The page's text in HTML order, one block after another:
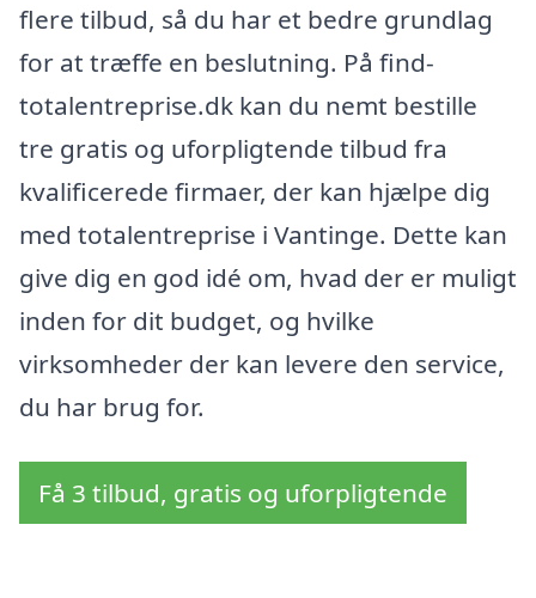
flere tilbud, så du har et bedre grundlag
for at træffe en beslutning. På find-
totalentreprise.dk kan du nemt bestille
tre gratis og uforpligtende tilbud fra
kvalificerede firmaer, der kan hjælpe dig
med totalentreprise i Vantinge. Dette kan
give dig en god idé om, hvad der er muligt
inden for dit budget, og hvilke
virksomheder der kan levere den service,
du har brug for.
Få 3 tilbud, gratis og uforpligtende